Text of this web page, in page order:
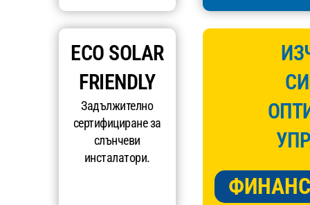
ECO SOLAR
FRIENDLY
Задължително
сертифициране за
слънчеви
инсталатори.